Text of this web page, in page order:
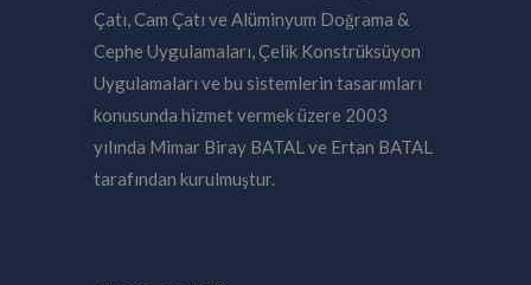
Çatı, Cam Çatı ve Alüminyum Doğrama &
Cephe Uygulamaları, Çelik Konstrüksüyon
Uygulamaları ve bu sistemlerin tasarımları
konusunda hizmet vermek üzere 2003
yılında Mimar Biray BATAL ve Ertan BATAL
tarafından kurulmuştur.